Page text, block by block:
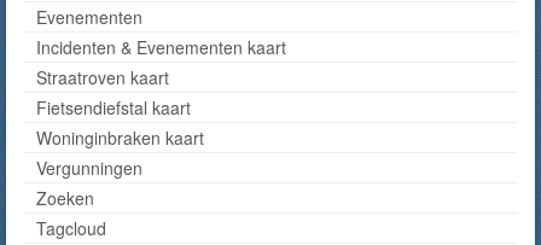
Evenementen
Incidenten & Evenementen kaart
Straatroven kaart
Fietsendiefstal kaart
Woninginbraken kaart
Vergunningen
Zoeken
Tagcloud